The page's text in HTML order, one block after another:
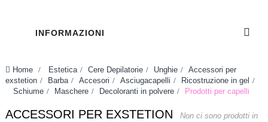
INFORMAZIONI
Home > Estetica > Cere Depilatorie > Unghie > Accessori per
exstetion > Barba > Accesori > Asciugacapelli >
Ricostruzione in gel
Schiume > Maschere > Decoloranti in polvere > Prodotti per capelli
ACCESSORI PER EXSTETION
Non ci sono prodotti in